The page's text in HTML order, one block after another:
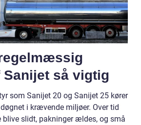
så vigtig
som Sanijet 20 og Sanijet 25 kører
i krævende miljøer. Over tid
slidt, pakninger ældes, og små